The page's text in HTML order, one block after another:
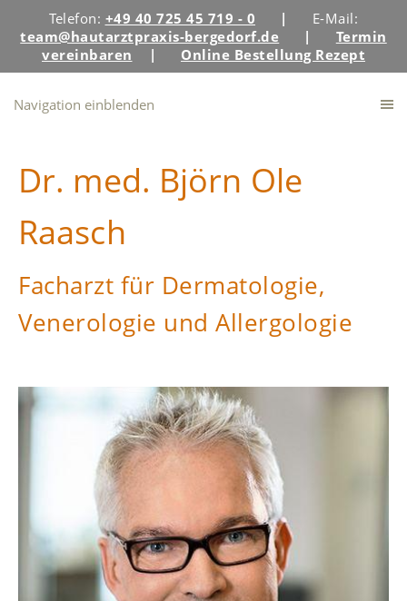
Telefon: +49 40 725 45 719 - 0 |
E-Mail:
team@hautarztpraxis-bergedorf.de | Termin
vereinbaren | Online Bestellung Rezept
Navigation einblenden
Dr. med. Björn Ole
Raasch
Facharzt für Dermatologie,
Venerologie und Allergologie